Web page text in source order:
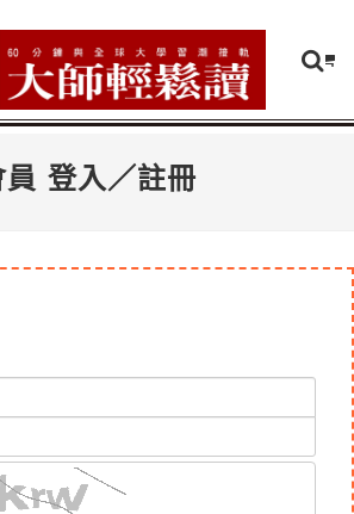
員 登入／註冊